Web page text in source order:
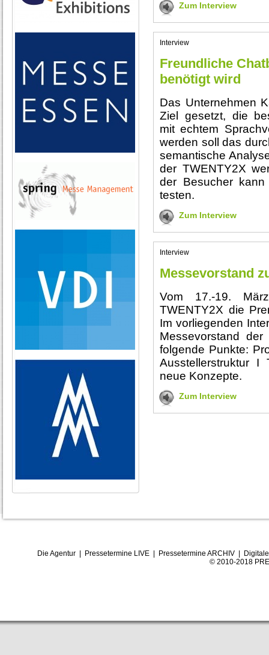
Zum Interview
Interview
Freundliche
benötigt wird
Das Unternehmen
Ziel gesetzt, die
mit echtem
werden soll das
semantische
der TWENTY2X
der Besucher
testen.
Zum Interview
Interview
Messevorstand
Vom 17.-19.
TWENTY2X die
Im vorliegenden
Messevorstand
folgende Punkte:
Ausstellerstruktur
neue Konzepte.
Zum Interview
Die Agentur| Pressetermine LIVE| Pressetermine ARCHIV|
© 2010-2018